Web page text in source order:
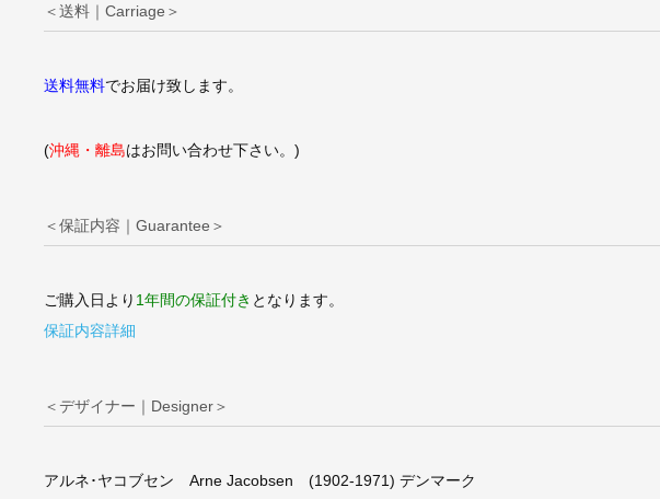
＜送料｜Carriage＞
送料無料でお届け致します。
(沖縄・離島はお問い合わせ下さい。)
＜保証内容｜Guarantee＞
ご購入日より 1年間の保証付き となります。
保証内容詳細
＜デザイナー｜Designer＞
アルネ･ヤコブセン Arne Jacobsen (1902-1971) デンマーク